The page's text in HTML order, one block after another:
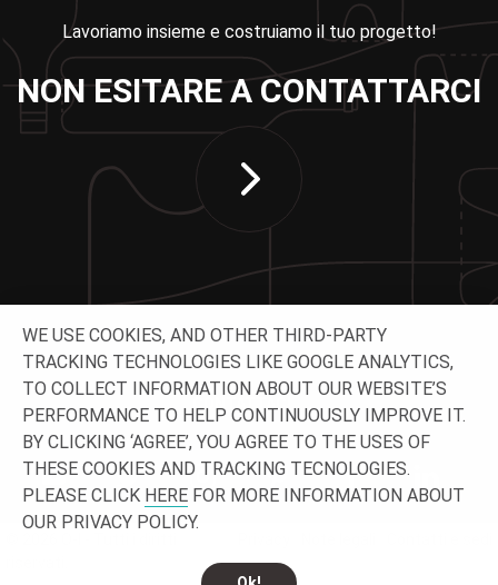
Lavoriamo insieme e costruiamo il tuo progetto!
NON ESITARE A CONTATTARCI
WE USE COOKIES, AND OTHER THIRD-PARTY
TRACKING TECHNOLOGIES LIKE GOOGLE ANALYTICS,
TO COLLECT INFORMATION ABOUT OUR WEBSITE’S
PERFORMANCE TO HELP CONTINUOUSLY IMPROVE IT.
BY CLICKING ‘AGREE’, YOU AGREE TO THE USES OF
THESE COOKIES AND TRACKING TECNOLOGIES.
PLEASE CLICK HERE FOR MORE INFORMATION ABOUT
OUR PRIVACY POLICY.